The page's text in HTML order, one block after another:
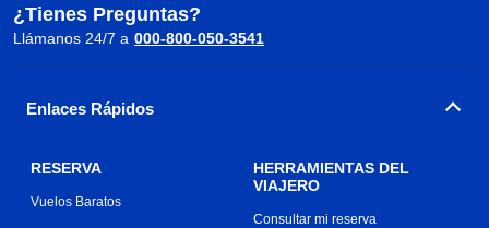
¿Tienes Preguntas?
Llámanos 24/7 a 000-800-050-3541
Enlaces Rápidos
RESERVA
Vuelos Baratos
HERRAMIENTAS DEL
VIAJERO
Consultar mi reserva